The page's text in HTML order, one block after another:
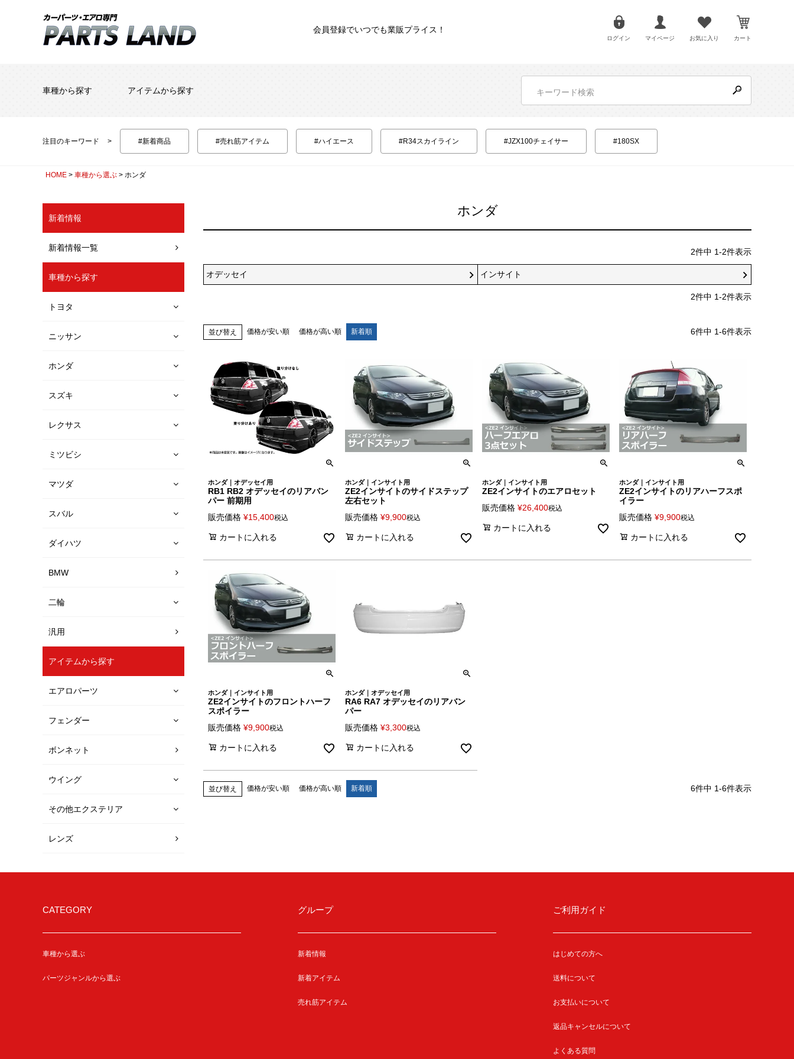
会員登録でいつでも業販プライス！
ログイン マイページ お気に入り カート
車種から探す アイテムから探す
注目のキーワード #新着商品 #売れ筋アイテム #ハイエース #R34スカイライン #JZX100チェイサー #180SX
HOME 車種から選ぶ ホンダ
新着情報
新着情報一覧
車種から探す
トヨタ
ニッサン
ホンダ
スズキ
レクサス
ミツビシ
マツダ
スバル
ダイハツ
BMW
二輪
汎用
アイテムから探す
エアロパーツ
フェンダー
ボンネット
ウイング
その他エクステリア
レンズ
ホンダ
2件中 1-2件表示
オデッセイ インサイト
2件中 1-2件表示
並び替え 価格が安い順 価格が高い順 新着順 6件中 1-6件表示
ホンダ｜オデッセイ用
RB1 RB2 オデッセイのリアバン
パー 前期用
販売価格 ¥15,400税込
カートに入れる
ホンダ｜インサイト用
ZE2インサイトのサイドステップ
左右セット
販売価格 ¥9,900税込
カートに入れる
ホンダ｜インサイト用
ZE2インサイトのエアロセット
販売価格 ¥26,400税込
カートに入れる
ホンダ｜インサイト用
ZE2インサイトのリアハーフスポ
イラー
販売価格 ¥9,900税込
カートに入れる
ホンダ｜インサイト用
ZE2インサイトのフロントハーフ
スポイラー
販売価格 ¥9,900税込
カートに入れる
ホンダ｜オデッセイ用
RA6 RA7 オデッセイのリアバン
パー
販売価格 ¥3,300税込
カートに入れる
並び替え 価格が安い順 価格が高い順 新着順 6件中 1-6件表示
CATEGORY
車種から選ぶ
パーツジャンルから選ぶ
グループ
新着情報
新着アイテム
売れ筋アイテム
ご利用ガイド
はじめての方へ
送料について
お支払いについて
返品キャンセルについて
よくある質問